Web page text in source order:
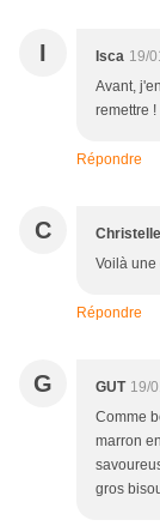
I Isca 19/
Avant,
remettre !
Répondre
C
Voilà une
Répondre
G GUT 19/
Comme
marron
gros